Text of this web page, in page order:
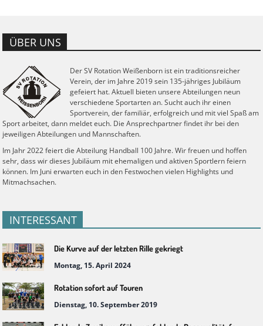
ÜBER UNS
Der SV Rotation Weißenborn ist ein traditionsreicher
Verein, der im Jahre 2019 sein 135-jähriges Jubiläum
gefeiert hat. Aktuell bieten unsere Abteilungen neun
verschiedene Sportarten an. Sucht auch ihr einen
Sportverein, der familiär, erfolgreich und mit viel Spaß am
Sport arbeitet, dann meldet euch. Die Ansprechpartner findet ihr bei den
jeweiligen Abteilungen und Mannschaften.
Im Jahr 2022 feiert die Abteilung Handball 100 Jahre. Wir freuen und hoffen
sehr, dass wir dieses Jubiläum mit ehemaligen und aktiven Sportlern feiern
können. Im Juni erwarten euch in den Festwochen vielen Highlights und
Mitmachsachen.
INTERESSANT
Die Kurve auf der letzten Rille gekriegt
Montag, 15. April 2024
Rotation sofort auf Touren
Dienstag, 10. September 2019